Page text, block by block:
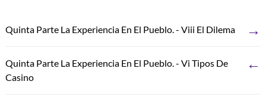
Quinta Parte La Experiencia En El Pueblo. - Viii El Dilema →
Quinta Parte La Experiencia En El Pueblo. - Vi Tipos De
Casino
←